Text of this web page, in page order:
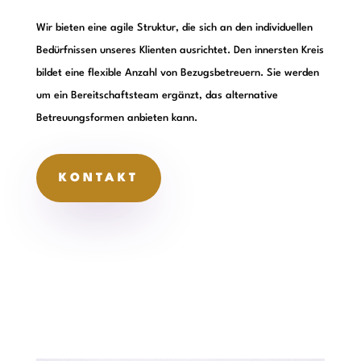
Wir bieten eine agile Struktur, die sich an den individuellen
Bedürfnissen unseres Klienten ausrichtet. Den innersten Kreis
bildet eine flexible Anzahl von Bezugsbetreuern. Sie werden
um ein Bereitschaftsteam ergänzt, das alternative
Betreuungsformen anbieten kann.
KONTAKT